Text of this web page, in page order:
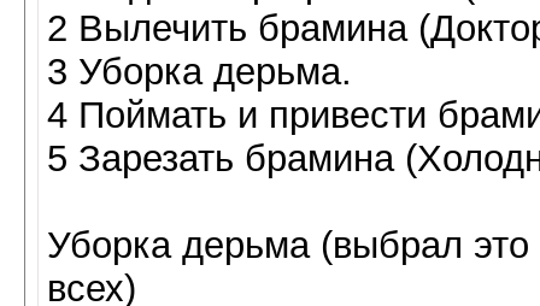
2 Вылечить брамина
3 Уборка дерьма.
4 Поймать и привести
5 Зарезать брамина
Уборка дерьма (выбрал
всех)